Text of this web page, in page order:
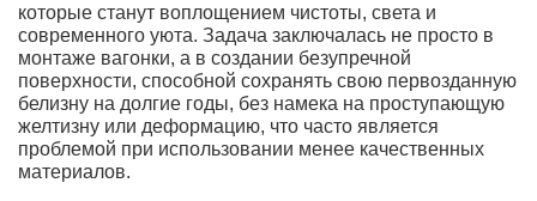
которые станут воплощением чистоты, света и
современного уюта. Задача заключалась не просто в
монтаже вагонки, а в создании безупречной
поверхности, способной сохранять свою первозданную
белизну на долгие годы, без намека на проступающую
желтизну или деформацию, что часто является
проблемой при использовании менее качественных
материалов.